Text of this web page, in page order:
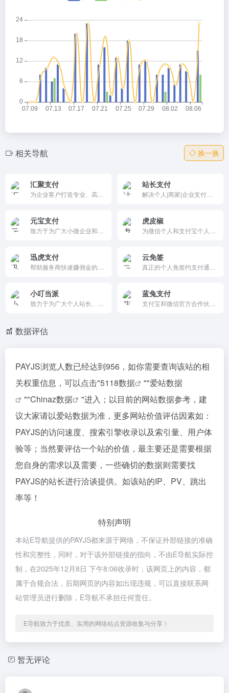
相关导航 换一换
汇聚支付 站长支付
元宝支付 虎皮椒
迅虎支付 云免签
小叮当派 蓝兔支付
数据评估
PAYJS浏览人数已经达到956，如你需要查询该站的相
关权重信息，可以点击"5118数据 ""爱站数据
""Chinaz数据
"进入；以目前的网站数据参考，建
议大家请以爱站数据为准，更多网站价值评估因素如：
PAYJS的访问速度、搜索引擎收录以及索引量、用户体
验等；当然要评估一个站的价值，最主要还是需要根据
您自身的需求以及需要，一些确切的数据则需要找
PAYJS的站长进行洽谈提供。如该站的IP、PV、跳出
率等！
特别声明
本站E导航提供的PAYJS都来源于网络，不保证外部链接的准确
性和完整性，同时，对于该外部链接的指向，不由E导航实际控
制，在2025年12月8日 下午8:06收录时，该网页上的内容，都
属于合规合法，后期网页的内容如出现违规，可以直接联系网
站管理员进行删除，E导航不承担任何责任。
E导航致力于优质、实用的网络站点资源收集与分享！
暂无评论